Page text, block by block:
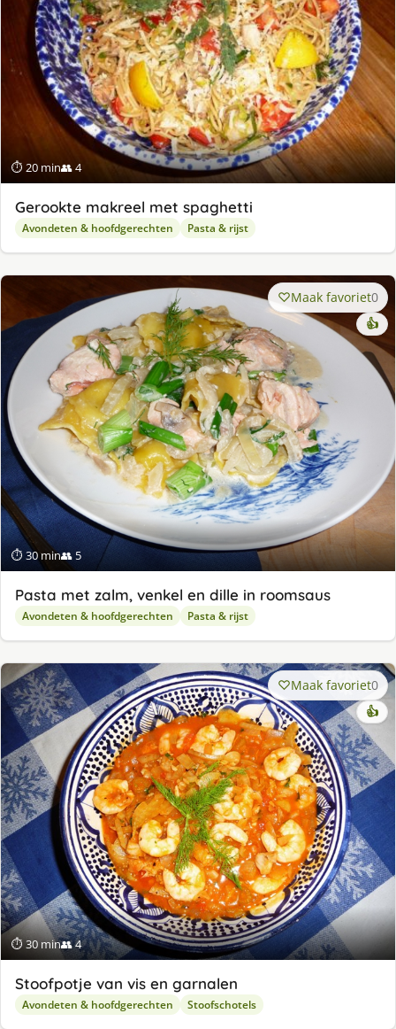
⏱ 20 min👥 4
Gerookte makreel met spaghetti
Avondeten & hoofdgerechten Pasta & rijst
⏱ 30 min👥 5
Maak favoriet0
👍
Pasta met zalm, venkel en dille in roomsaus
Avondeten & hoofdgerechten Pasta & rijst
⏱ 30 min👥 4
Maak favoriet0
👍
Stoofpotje van vis en garnalen
Avondeten & hoofdgerechten Stoofschotels